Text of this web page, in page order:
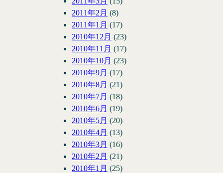
2011年2月 (8)
2011年1月 (17)
2010年12月 (23)
2010年11月 (17)
2010年10月 (23)
2010年9月 (17)
2010年8月 (21)
2010年7月 (18)
2010年6月 (19)
2010年5月 (20)
2010年4月 (13)
2010年3月 (16)
2010年2月 (21)
2010年1月 (25)